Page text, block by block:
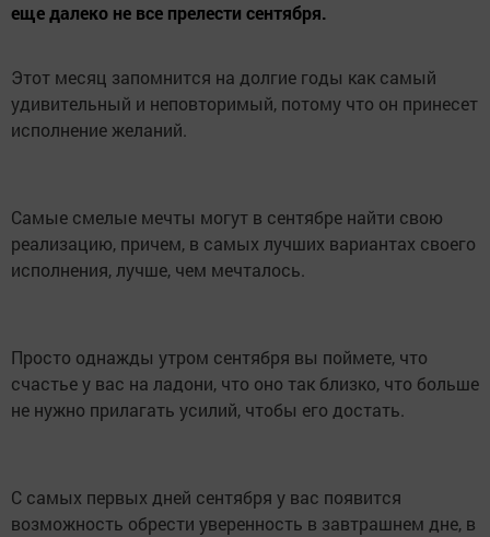
еще далеко не все прелести сентября.
Этот месяц запомнится на долгие годы как самый
удивительный и неповторимый, потому что он принесет
исполнение желаний.
Самые смелые мечты могут в сентябре найти свою
реализацию, причем, в самых лучших вариантах своего
исполнения, лучше, чем мечталось.
Просто однажды утром сентября вы поймете, что
счастье у вас на ладони, что оно так близко, что больше
не нужно прилагать усилий, чтобы его достать.
С самых первых дней сентября у вас появится
возможность обрести уверенность в завтрашнем дне, в